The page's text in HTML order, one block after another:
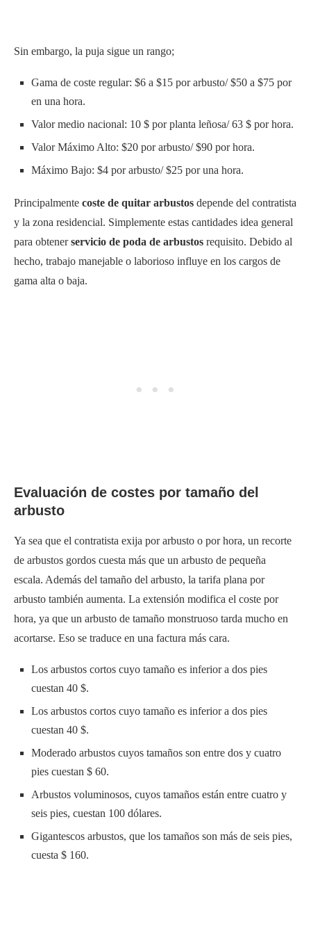
Sin embargo, la puja sigue un rango;
Gama de coste regular: $6 a $15 por arbusto/ $50 a $75 por
en una hora.
Valor medio nacional: 10 $ por planta leñosa/ 63 $ por hora.
Valor Máximo Alto: $20 por arbusto/ $90 por hora.
Máximo Bajo: $4 por arbusto/ $25 por una hora.
Principalmente coste de quitar arbustos depende del contratista
y la zona residencial. Simplemente estas cantidades idea general
para obtenerservicio de poda de arbustos requisito. Debido al
hecho, trabajo manejable o laborioso influye en los cargos de
gama alta o baja.
Evaluación de costes por tamaño del
arbusto
Ya sea que el contratista exija por arbusto o por hora, un recorte
de arbustos gordos cuesta más que un arbusto de pequeña
escala. Además del tamaño del arbusto, la tarifa plana por
arbusto también aumenta. La extensión modifica el coste por
hora, ya que un arbusto de tamaño monstruoso tarda mucho en
acortarse. Eso se traduce en una factura más cara.
Los arbustos cortos cuyo tamaño es inferior a dos pies
cuestan 40 $.
Los arbustos cortos cuyo tamaño es inferior a dos pies
cuestan 40 $.
Moderado arbustos cuyos tamaños son entre dos y cuatro
pies cuestan $ 60.
Arbustos voluminosos, cuyos tamaños están entre cuatro y
seis pies, cuestan 100 dólares.
Gigantescos arbustos, que los tamaños son más de seis pies,
cuesta $ 160.